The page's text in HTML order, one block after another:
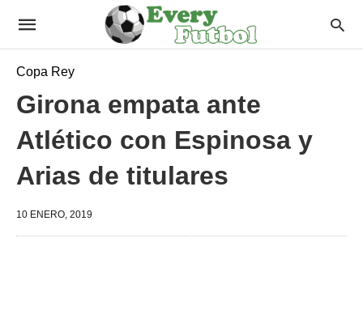
Copa Rey
Girona empata ante
Atlético con Espinosa y
Arias de titulares
10 ENERO, 2019